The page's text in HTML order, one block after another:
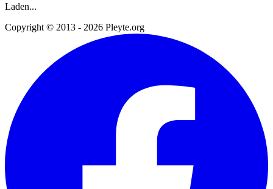
Laden...
Copyright © 2013 - 2026 Pleyte.org